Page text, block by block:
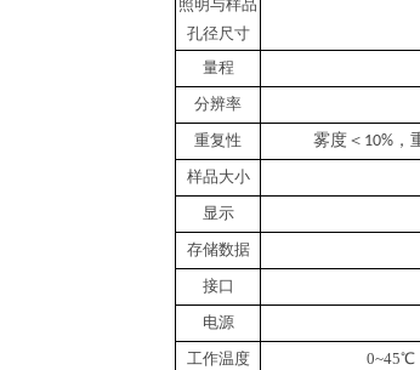
照明与样品
孔径尺寸
量程
分辨率
重复性
雾度＜ 10%，
样品大小
显示
存储数据
接口
电源
工作温度
0~45℃